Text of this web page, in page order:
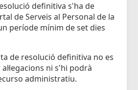
definitiva s'ha de
de Serveis al Personal de la
període mínim de set dies
de resolució definitiva no es
ni s'hi podrà
administratiu.